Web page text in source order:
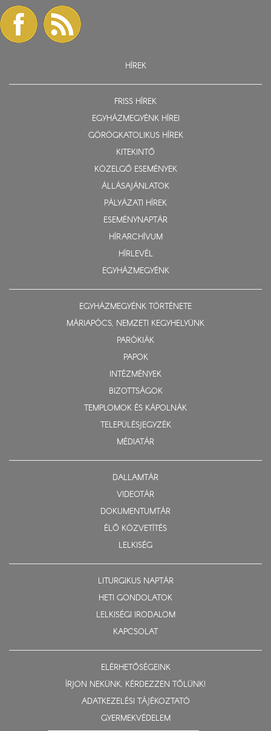
HÍREK
FRISS HÍREK
EGYHÁZMEGYÉNK HÍREI
GÖRÖGKATOLIKUS HÍREK
KITEKINTŐ
KÖZELGŐ ESEMÉNYEK
ÁLLÁSAJÁNLATOK
PÁLYÁZATI HÍREK
ESEMÉNYNAPTÁR
HÍRARCHÍVUM
HÍRLEVÉL
EGYHÁZMEGYÉNK
EGYHÁZMEGYÉNK TÖRTÉNETE
MÁRIAPÓCS, NEMZETI KEGYHELYÜNK
PARÓKIÁK
PAPOK
INTÉZMÉNYEK
BIZOTTSÁGOK
TEMPLOMOK ÉS KÁPOLNÁK
TELEPÜLÉSJEGYZÉK
MÉDIATÁR
DALLAMTÁR
VIDEOTÁR
DOKUMENTUMTÁR
ÉLŐ KÖZVETÍTÉS
LELKISÉG
LITURGIKUS NAPTÁR
HETI GONDOLATOK
LELKISÉGI IRODALOM
KAPCSOLAT
ELÉRHETŐSÉGEINK
ÍRJON NEKÜNK, KÉRDEZZEN TŐLÜNK!
ADATKEZELÉSI TÁJÉKOZTATÓ
GYERMEKVÉDELEM